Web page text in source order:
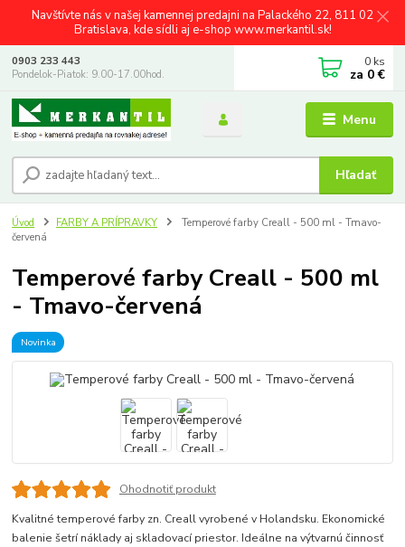
Navštívte nás v našej kamennej predajni na Palackého 22, 811 02
Bratislava, kde sídli aj e-shop www.merkantil.sk!
Menu
Hľadať
0903 233 443
Pondelok-Piatok: 9.00-17.00hod.
0 ks
za 0 €
Úvod FARBY A PRÍPRAVKY
Temperové farby Creall - 500 ml - Tmavo-
červená
Temperové farby Creall - 500 ml
- Tmavo-červená
Novinka
Ohodnotiť produkt
Kvalitné temperové farby zn. Creall vyrobené v Holandsku. Ekonomické
balenie šetrí náklady aj skladovací priestor. Ideálne na výtvarnú činnosť